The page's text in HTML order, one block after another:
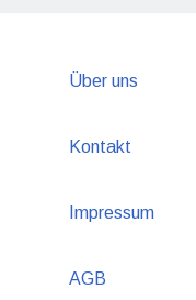
Über uns
Kontakt
Impressum
AGB